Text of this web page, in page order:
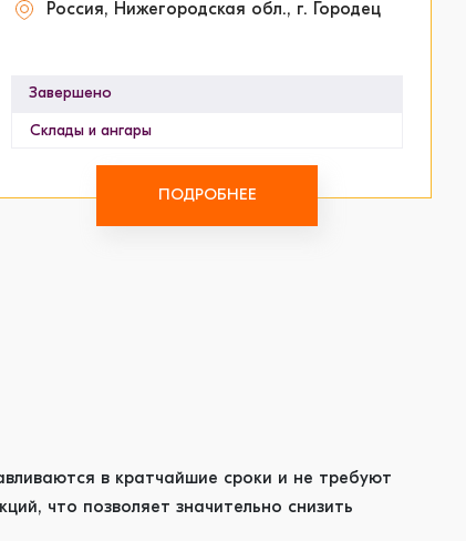
Россия, Нижегородская обл., г. Городец
Завершено
Склады и ангары
ПОДРОБНЕЕ
в кратчайшие сроки и не требуют
что позволяет значительно снизить